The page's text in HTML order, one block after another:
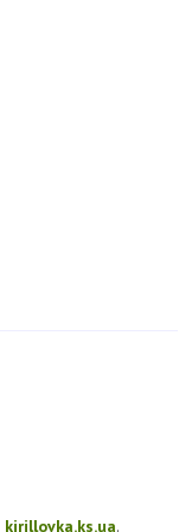
kirillovka.ks.ua.